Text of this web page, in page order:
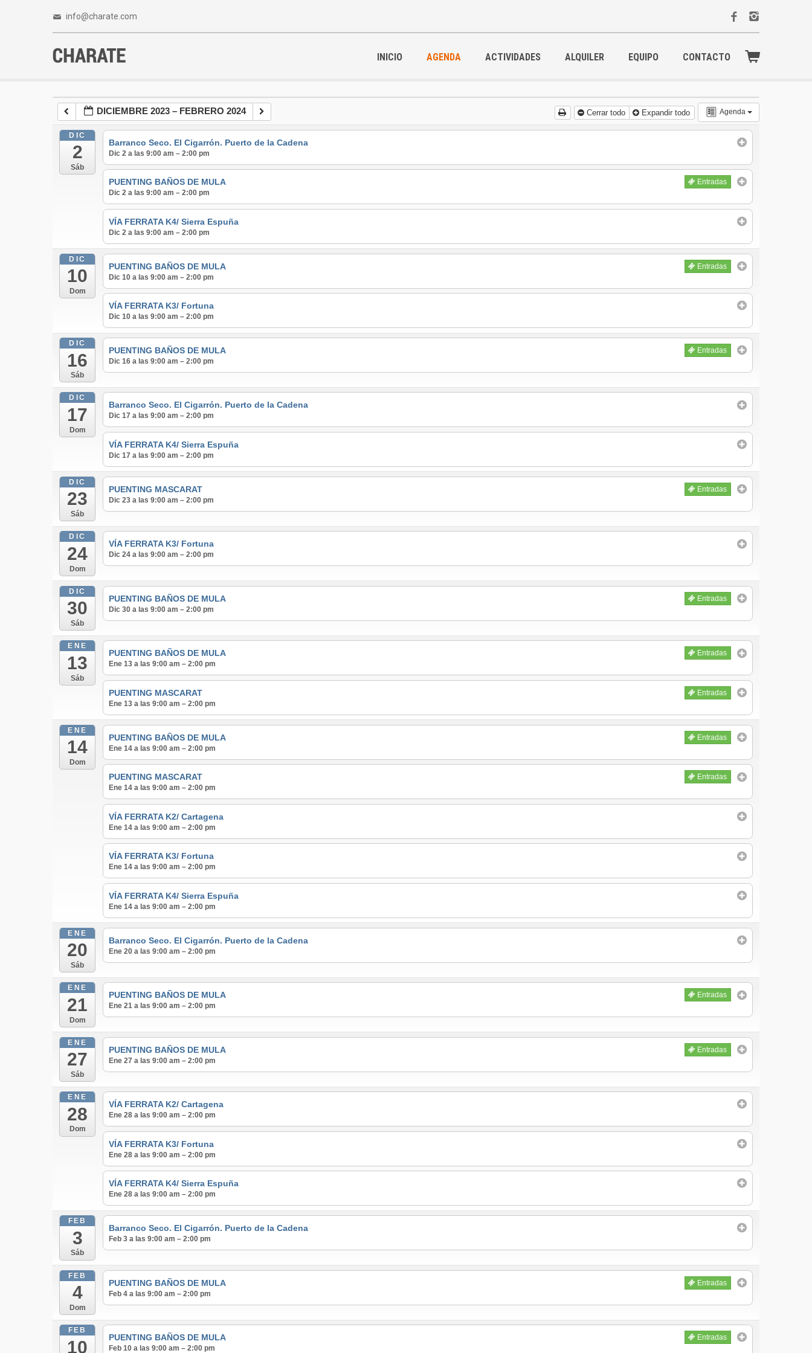
info@charate.com
INICIO AGENDA ACTIVIDADES ALQUILER EQUIPO CONTACTO
Agenda
DICIEMBRE 2023 – FEBRERO 2024 Cerrar todo Expandir todo
DIC
2
Sáb
Barranco Seco. El Cigarrón. Puerto de la Cadena
Dic 2 a las 9:00 am – 2:00 pm
PUENTING BAÑOS DE MULA
Entradas
Dic 2 a las 9:00 am – 2:00 pm
VÍA FERRATA K4/ Sierra Espuña
Dic 2 a las 9:00 am – 2:00 pm
DIC
10
Dom
PUENTING BAÑOS DE MULA
Entradas
Dic 10 a las 9:00 am – 2:00 pm
VÍA FERRATA K3/ Fortuna
Dic 10 a las 9:00 am – 2:00 pm
DIC
16
Sáb
PUENTING BAÑOS DE MULA
Entradas
Dic 16 a las 9:00 am – 2:00 pm
DIC
17
Dom
Barranco Seco. El Cigarrón. Puerto de la Cadena
Dic 17 a las 9:00 am – 2:00 pm
VÍA FERRATA K4/ Sierra Espuña
Dic 17 a las 9:00 am – 2:00 pm
DIC
23
Sáb
PUENTING MASCARAT
Entradas
Dic 23 a las 9:00 am – 2:00 pm
DIC
24
Dom
VÍA FERRATA K3/ Fortuna
Dic 24 a las 9:00 am – 2:00 pm
DIC
30
Sáb
PUENTING BAÑOS DE MULA
Entradas
Dic 30 a las 9:00 am – 2:00 pm
ENE
13
Sáb
PUENTING BAÑOS DE MULA
Entradas
Ene 13 a las 9:00 am – 2:00 pm
PUENTING MASCARAT
Entradas
Ene 13 a las 9:00 am – 2:00 pm
ENE
14
Dom
PUENTING BAÑOS DE MULA
Entradas
Ene 14 a las 9:00 am – 2:00 pm
PUENTING MASCARAT
Entradas
Ene 14 a las 9:00 am – 2:00 pm
VÍA FERRATA K2/ Cartagena
Ene 14 a las 9:00 am – 2:00 pm
VÍA FERRATA K3/ Fortuna
Ene 14 a las 9:00 am – 2:00 pm
VÍA FERRATA K4/ Sierra Espuña
Ene 14 a las 9:00 am – 2:00 pm
ENE
20
Sáb
Barranco Seco. El Cigarrón. Puerto de la Cadena
Ene 20 a las 9:00 am – 2:00 pm
ENE
21
Dom
PUENTING BAÑOS DE MULA
Entradas
Ene 21 a las 9:00 am – 2:00 pm
ENE
27
Sáb
PUENTING BAÑOS DE MULA
Entradas
Ene 27 a las 9:00 am – 2:00 pm
ENE
28
Dom
VÍA FERRATA K2/ Cartagena
Ene 28 a las 9:00 am – 2:00 pm
VÍA FERRATA K3/ Fortuna
Ene 28 a las 9:00 am – 2:00 pm
VÍA FERRATA K4/ Sierra Espuña
Ene 28 a las 9:00 am – 2:00 pm
FEB
3
Sáb
Barranco Seco. El Cigarrón. Puerto de la Cadena
Feb 3 a las 9:00 am – 2:00 pm
FEB
4
Dom
PUENTING BAÑOS DE MULA
Entradas
Feb 4 a las 9:00 am – 2:00 pm
FEB
10 PUENTING BAÑOS DE MULA
Entradas
Feb 10 a las 9:00 am – 2:00 pm